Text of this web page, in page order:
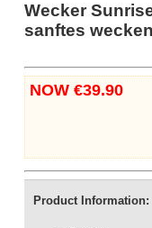
Wecker
sanftes
NOW €39.90
Product Information: